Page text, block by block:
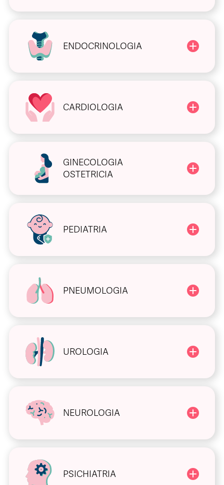
ENDOCRINOLOGIA
CARDIOLOGIA
GINECOLOGIA
OSTETRICIA
PEDIATRIA
PNEUMOLOGIA
UROLOGIA
NEUROLOGIA
PSICHIATRIA